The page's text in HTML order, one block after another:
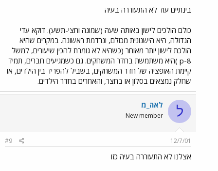
בינתיים עוד לא התעוררה בעיה
כולם הולכים לישון באותה שעה (שמונה וחצי-תשע). דוקא עדי
הגדולה, היא הישנונית מכולם, ונרדמת ראשונה. במקרים שהיא
הולכת לישון יותר מאוחר (כשהיא לא גומרת להכין שיעורים, למשל
8-p )היא משתמשת בחדר המשחקים. גם כשמגיעים חברים, תמיד
קיימת האופציה של חדר המשחקים, בשביל להפריד בין הילדים, או
שחלק נמצאים בסלון או בחצר, והאחרים בחדר הילדים.
ל לאה_מ
New member
12/7/01
#9
אצלנו לא התעוררה בעיה כזו